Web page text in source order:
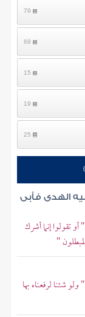
79
69
15
19
25
الهدى فأبى
تقولوا إنما أشرك
"
شئنا لرفعناه بها